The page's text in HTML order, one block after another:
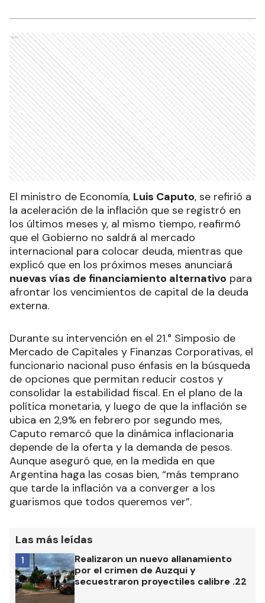
Ads
El ministro de Economía, Luis Caputo, se refirió a
la aceleración de la inflación que se registró en
los últimos meses y, al mismo tiempo, reafirmó
que el Gobierno no saldrá al mercado
internacional para colocar deuda, mientras que
explicó que en los próximos meses anunciará
nuevas vías de financiamiento alternativo para
afrontar los vencimientos de capital de la deuda
externa.
Durante su intervención en el 21.° Simposio de
Mercado de Capitales y Finanzas Corporativas, el
funcionario nacional puso énfasis en la búsqueda
de opciones que permitan reducir costos y
consolidar la estabilidad fiscal. En el plano de la
política monetaria, y luego de que la inflación se
ubica en 2,9% en febrero por segundo mes,
Caputo remarcó que la dinámica inflacionaria
depende de la oferta y la demanda de pesos.
Aunque aseguró que, en la medida en que
Argentina haga las cosas bien, “más temprano
que tarde la inflación va a converger a los
guarismos que todos queremos ver”.
Las más leídas
Realizaron un nuevo allanamiento
por el crimen de Auzqui y
secuestraron proyectiles calibre .22
1